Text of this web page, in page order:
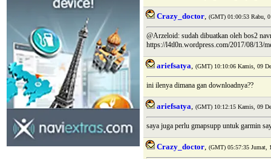
Crazy_doctor, (GMT) 01:00:53 Rabu,
@Arzeloid: sudah dibuatkan oleh bos2
https://l4tl0n.wordpress.com/2017/08/13/
ariefsatya, (GMT) 10:10:06 Kamis, 09
ini ilenya dimana gan downloadnya??
ariefsatya, (GMT) 10:12:15 Kamis, 09
saya juga perlu gmapsupp untuk garmin
Crazy_doctor, (GMT) 05:57:35 Jumat,